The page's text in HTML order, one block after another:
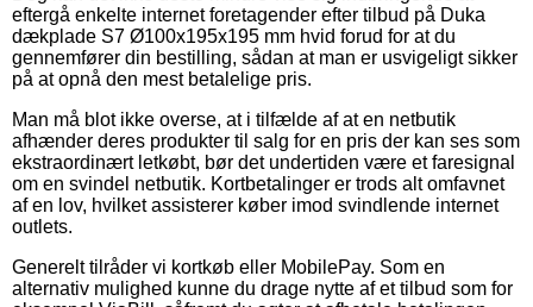
eftergå enkelte internet foretagender efter tilbud på Duka
dækplade S7 Ø100x195x195 mm hvid forud for at du
gennemfører din bestilling, sådan at man er usvigeligt sikker
på at opnå den mest betalelige pris.
Man må blot ikke overse, at i tilfælde af at en netbutik
afhænder deres produkter til salg for en pris der kan ses som
ekstraordinært letkøbt, bør det undertiden være et faresignal
om en svindel netbutik. Kortbetalinger er trods alt omfavnet
af en lov, hvilket assisterer køber imod svindlende internet
outlets.
Generelt tilråder vi kortkøb eller MobilePay. Som en
alternativ mulighed kunne du drage nytte af et tilbud som for